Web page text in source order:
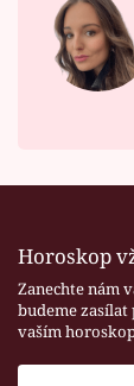
Horoskop
Zanechte nám
budeme
vaším